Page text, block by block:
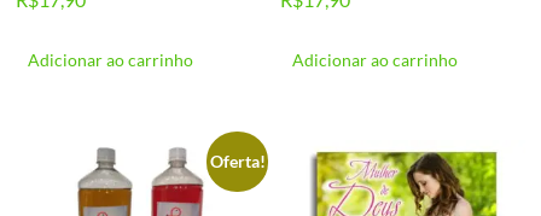
Adicionar ao carrinho Adicionar ao carrinho
Oferta!